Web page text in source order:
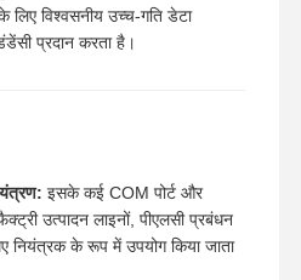
लिए विश्वसनीय उच्च-गति डेटा
प्रदान करता है।
इसके कई COM पोर्ट और
उत्पादन लाइनों, पीएलसी प्रबंधन
नियंत्रक के रूप में उपयोग किया जाता